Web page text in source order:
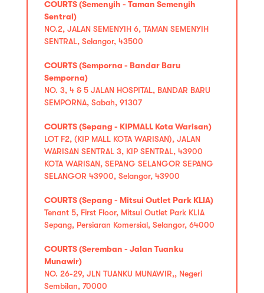
COURTS (Semenyih - Taman Semenyih
Sentral)
NO.2, JALAN SEMENYIH 6, TAMAN SEMENYIH
SENTRAL, Selangor, 43500
COURTS (Semporna - Bandar Baru
Semporna)
NO. 3, 4 & 5 JALAN HOSPITAL, BANDAR BARU
SEMPORNA, Sabah, 91307
COURTS (Sepang - KIPMALL Kota Warisan)
LOT F2, (KIP MALL KOTA WARISAN), JALAN
WARISAN SENTRAL 3, KIP SENTRAL, 43900
KOTA WARISAN, SEPANG SELANGOR SEPANG
SELANGOR 43900, Selangor, 43900
COURTS (Sepang - Mitsui Outlet Park KLIA)
Tenant 5, First Floor, Mitsui Outlet Park KLIA
Sepang, Persiaran Komersial, Selangor, 64000
COURTS (Seremban - Jalan Tuanku
Munawir)
NO. 26-29, JLN TUANKU MUNAWIR,, Negeri
Sembilan, 70000